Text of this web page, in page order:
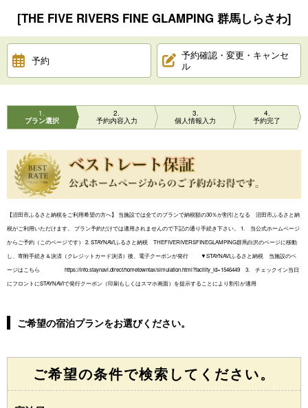
[THE FIVE RIVERS FINE GLAMPING 群馬しらさわ]
予約
予約確認・変更・キャンセ
ル
1
プラン選択
2
予約内容入力
3
個人情報入力
4
予約完了
【沼田市ふるさと納税をご利用希望の方へ】 当施設では全てのプランで納税額の30％が割引となる 沼田市ふるさと納
税がご利用いただけます。 プラン予約だけでは適用されませんので下記の通り手続き下さい。 1. 当公式ホームページ
からご予約（このページです） 2. STAYNAVIふるさと納税 THEFIVERIVERSFINEGLAMPING群馬白沢のページに移動
し、寄附手続き＆決済（クレジットカード決済）後、電子クーポンが発行 ▼STAYNAVIふるさと納税 当施設のペ
ージはこちら https://info.staynavi.direct/hometowntax/simulation.html?facility_id=1546449 3. チェックイン当日
にフロントにSTAYNAVIで発行クーポン（印刷もしくはスマホ画面）を提示することにより割引が適用
ご希望の宿泊プランをお選びください。
ご希望の条件で検索してください。